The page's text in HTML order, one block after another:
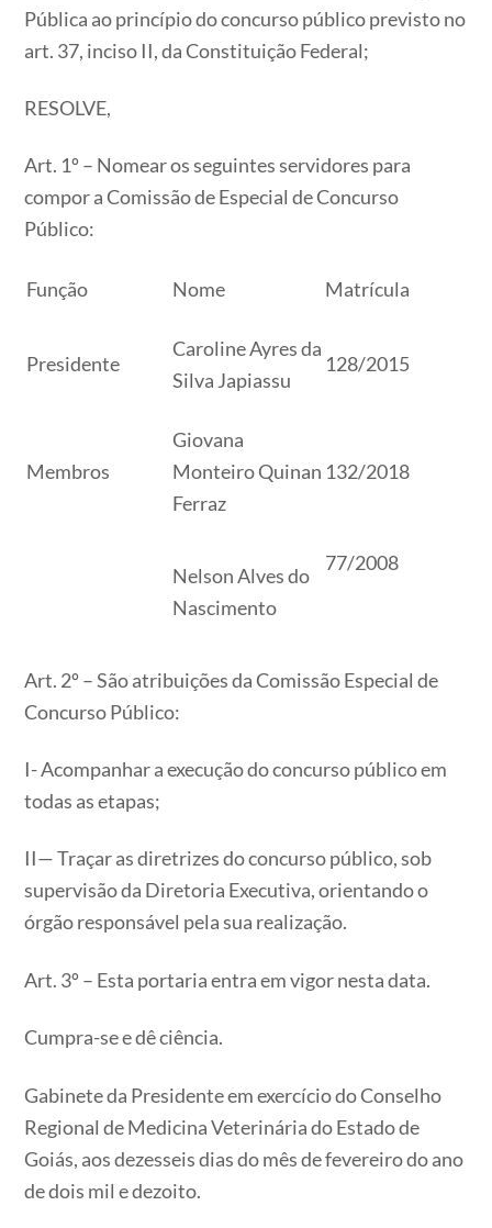
Pública ao princípio do concurso público previsto no
art. 37, inciso II, da Constituição Federal;
RESOLVE,
Art. 1º – Nomear os seguintes servidores para
compor a Comissão de Especial de Concurso
Público:
Função Nome Matrícula
Presidente
Caroline Ayres da
Silva Japiassu
128/2015
Membros
Giovana
Monteiro Quinan
Ferraz
132/2018
Nelson Alves do
Nascimento
77/2008
Art. 2º – São atribuições da Comissão Especial de
Concurso Público:
I- Acompanhar a execução do concurso público em
todas as etapas;
II— Traçar as diretrizes do concurso público, sob
supervisão da Diretoria Executiva, orientando o
órgão responsável pela sua realização.
Art. 3º – Esta portaria entra em vigor nesta data.
Cumpra-se e dê ciência.
Gabinete da Presidente em exercício do Conselho
Regional de Medicina Veterinária do Estado de
Goiás, aos dezesseis dias do mês de fevereiro do ano
de dois mil e dezoito.